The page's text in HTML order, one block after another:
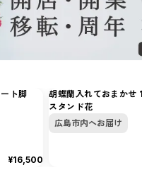
ト脚
¥16,500
胡蝶蘭入れておまかせ
スタンド花
広島市内へお届け